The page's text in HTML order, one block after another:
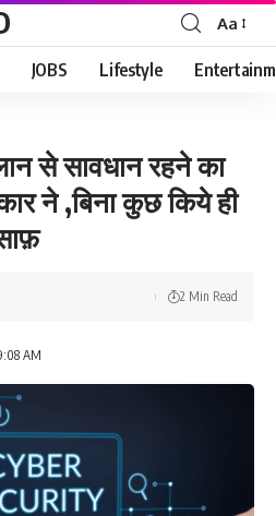
Font
Resizer
Aa
JOBS Lifestyle
से सावधान रहने का
ने ,बिना कुछ किये ही
AM
2 Min Read